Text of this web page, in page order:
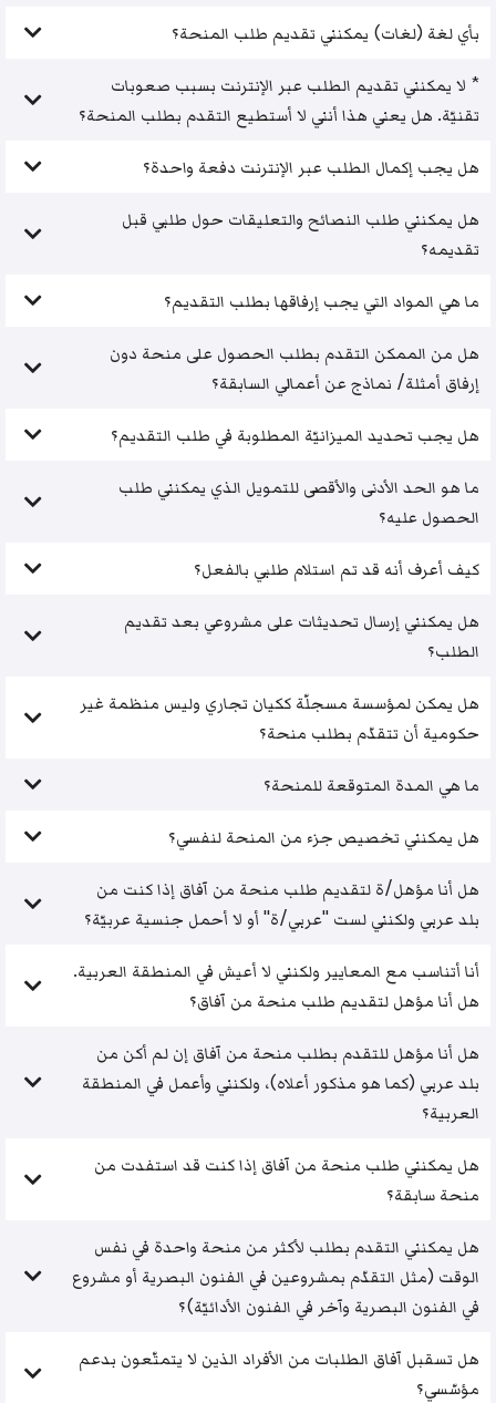
بأي لغة (لغات) يمكنني تقديم طلب المنحة؟
* لا يمكنني تقديم الطلب عبر الإنترنت بسبب صعوبات
تقنيّة. هل يعني هذا أنني لا أستطيع التقدم بطلب المنحة؟
هل يجب إكمال الطلب عبر الإنترنت دفعة واحدة؟
هل يمكنني طلب النصائح والتعليقات حول طلبي قبل
تقديمه؟
ما هي المواد التي يجب إرفاقها بطلب التقديم؟
هل من الممكن التقدم بطلب الحصول على منحة دون
إرفاق أمثلة/ نماذج عن أعمالي السابقة؟
هل يجب تحديد الميزانيّة المطلوبة في طلب التقديم؟
ما هو الحد الأدنى والأقصى للتمويل الذي يمكنني طلب
الحصول عليه؟
كيف أعرف أنه قد تم استلام طلبي بالفعل؟
هل يمكنني إرسال تحديثات على مشروعي بعد تقديم
الطلب؟
هل يمكن لمؤسسة مسجلّة ككيان تجاري وليس منظمة غير
حكومية أن تتقدّم بطلب منحة؟
ما هي المدة المتوقعة للمنحة؟
هل يمكنني تخصيص جزء من المنحة لنفسي؟
هل أنا مؤهل/ة لتقديم طلب منحة من آفاق إذا كنت من
بلد عربي ولكنني لست "عربي/ة" أو لا أحمل جنسية عربيّة؟
أنا أتناسب مع المعايير ولكنني لا أعيش في المنطقة العربية.
هل أنا مؤهل لتقديم طلب منحة من آفاق؟
هل أنا مؤهل للتقدم بطلب منحة من آفاق إن لم أكن من
بلد عربي (كما هو مذكور أعلاه)، ولكنني وأعمل في المنطقة
العربية؟
هل يمكنني طلب منحة من آفاق إذا كنت قد استفدت من
منحة سابقة؟
هل يمكنني التقدم بطلب لأكثر من منحة واحدة في نفس
الوقت (مثل التقدّم بمشروعين في الفنون البصرية أو مشروع
في الفنون البصرية وآخر في الفنون الأدائيّة)؟
هل تسقبل آفاق الطلبات من الأفراد الذين لا يتمتّعون بدعم
مؤسّسي؟